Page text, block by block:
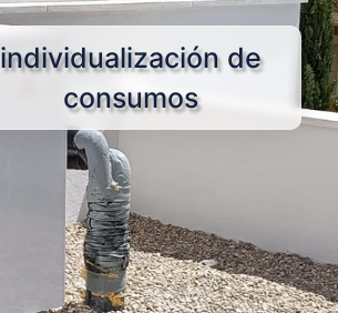
individualización de
consumos